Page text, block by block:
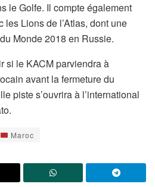
le Golfe. Il compte également
Lions de l’Atlas, dont une
Monde 2018 en Russie.
si le KACM parviendra à
avant la fermeture du
piste s’ouvrira à l’international
Maroc